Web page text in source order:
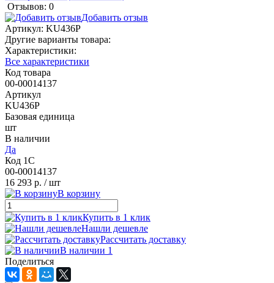
Отзывов: 0
Добавить отзыв
Артикул: KU436P
Другие варианты товара:
Характеристики:
Все характеристики
Код товара
00-00014137
Артикул
KU436P
Базовая единица
шт
В наличии
Да
Код 1С
00-00014137
16 293 р. / шт
В корзину
Купить в 1 клик
Нашли дешевле
Рассчитать доставку
В наличии 1
Поделиться